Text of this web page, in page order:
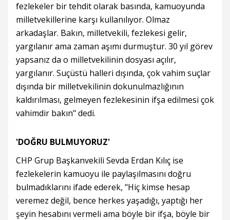
fezlekeler bir tehdit olarak basında, kamuoyunda
milletvekillerine karşı kullanılıyor. Olmaz
arkadaşlar. Bakın, milletvekili, fezlekesi gelir,
yargılanır ama zaman aşımı durmuştur. 30 yıl görev
yapsanız da o milletvekilinin dosyası açılır,
yargılanır. Suçüstü halleri dışında, çok vahim suçlar
dışında bir milletvekilinin dokunulmazlığının
kaldırılması, gelmeyen fezlekesinin ifşa edilmesi çok
vahimdir bakın" dedi.
'DOĞRU BULMUYORUZ'
CHP Grup Başkanvekili Sevda Erdan Kılıç ise
fezlekelerin kamuoyu ile paylaşılmasını doğru
bulmadıklarını ifade ederek, "Hiç kimse hesap
veremez değil, bence herkes yaşadığı, yaptığı her
şeyin hesabını vermeli ama böyle bir ifşa, böyle bir